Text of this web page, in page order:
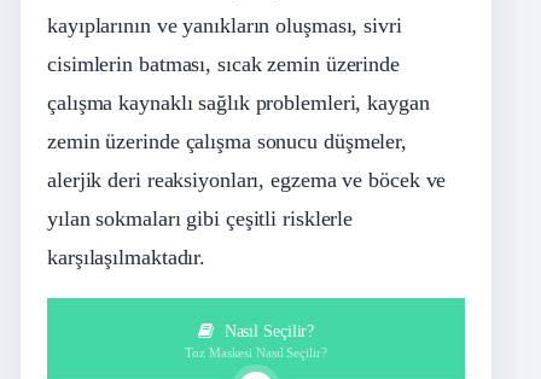
kayıplarının ve yanıkların oluşması, sivri
cisimlerin batması, sıcak zemin üzerinde
çalışma kaynaklı sağlık problemleri, kaygan
zemin üzerinde çalışma sonucu düşmeler,
alerjik deri reaksiyonları, egzema ve böcek ve
yılan sokmaları gibi çeşitli risklerle
karşılaşılmaktadır.
Nasıl Seçilir?
Toz Maskesi Nasıl Seçilir?